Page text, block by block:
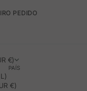
PEDIDO
€)
PAÍS
€)